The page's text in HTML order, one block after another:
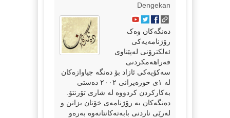
Dengekan
دەنگەکان وەک
رۆژنامەیەکی
ئەلکترۆنی لەپێناوی
فەراهەمکردنی
سەکۆیەکی ئازاد بۆ دەنگە جیاوازەکان
لە ١ی حوزەیرانی ٢٠٠٢ دەستی
بەکارکردن کردووە لە شاری تۆرنتۆ.
دەنگەکان بە رۆژنامەی خۆتان بزانن و
لەرێی ناردنی بابەتەکانتانەوە بەرەو